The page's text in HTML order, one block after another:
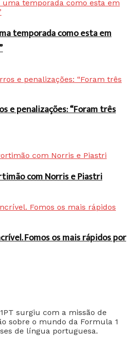
temporada como esta em
e penalizações: “Foram três
com Norris e Piastri
Fomos os mais rápidos por
surgiu com a missão de
sobre o mundo da Formula 1
de língua portuguesa.